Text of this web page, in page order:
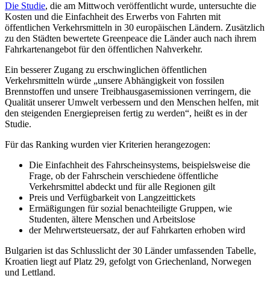
Die Studie, die am Mittwoch veröffentlicht wurde, untersuchte die
Kosten und die Einfachheit des Erwerbs von Fahrten mit
öffentlichen Verkehrsmitteln in 30 europäischen Ländern. Zusätzlich
zu den Städten bewertete Greenpeace die Länder auch nach ihrem
Fahrkartenangebot für den öffentlichen Nahverkehr.
Ein besserer Zugang zu erschwinglichen öffentlichen
Verkehrsmitteln würde „unsere Abhängigkeit von fossilen
Brennstoffen und unsere Treibhausgasemissionen verringern, die
Qualität unserer Umwelt verbessern und den Menschen helfen, mit
den steigenden Energiepreisen fertig zu werden“, heißt es in der
Studie.
Für das Ranking wurden vier Kriterien herangezogen:
Die Einfachheit des Fahrscheinsystems, beispielsweise die
Frage, ob der Fahrschein verschiedene öffentliche
Verkehrsmittel abdeckt und für alle Regionen gilt
Preis und Verfügbarkeit von Langzeittickets
Ermäßigungen für sozial benachteiligte Gruppen, wie
Studenten, ältere Menschen und Arbeitslose
der Mehrwertsteuersatz, der auf Fahrkarten erhoben wird
Bulgarien ist das Schlusslicht der 30 Länder umfassenden Tabelle,
Kroatien liegt auf Platz 29, gefolgt von Griechenland, Norwegen
und Lettland.